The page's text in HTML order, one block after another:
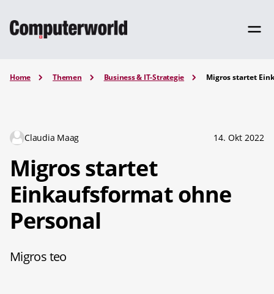
Home Themen Business & IT-Strategie Migros startet
Claudia Maag 14. Okt 2022
Migros startet
Einkaufsformat ohne
Personal
Migros teo